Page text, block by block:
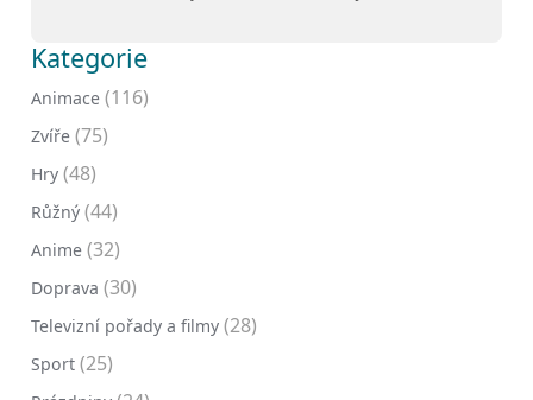
Kategorie
Animace (116)
Zvíře (75)
Hry (48)
Růžný (44)
Anime (32)
Doprava (30)
Televizní pořady a filmy (28)
Sport (25)